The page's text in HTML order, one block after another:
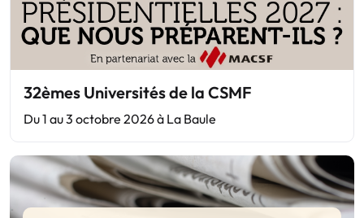
32èmes Universités de la CSMF
Du 1 au 3 octobre 2026 à La Baule